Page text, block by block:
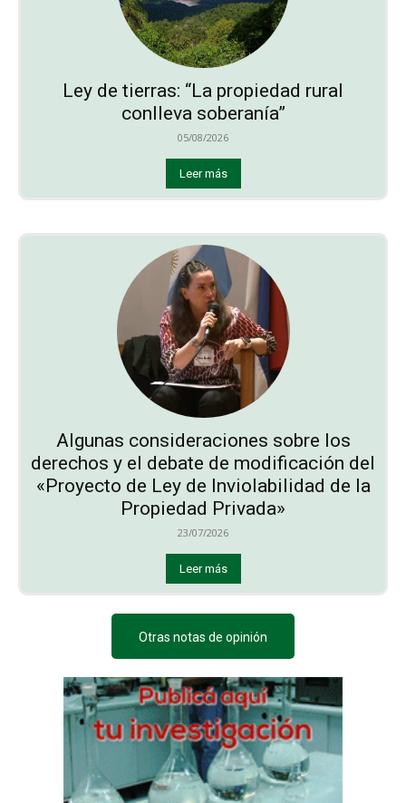
Ley de tierras: “La propiedad rural
conlleva soberanía”
05/08/2026
Leer más
Algunas consideraciones sobre los
derechos y el debate de modificación del
«Proyecto de Ley de Inviolabilidad de la
Propiedad Privada»
23/07/2026
Leer más
Otras notas de opinión